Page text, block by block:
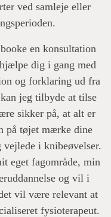
ved samleje eller
en konsultation
dig i gang med
og forklaring ud fra
jeg tilbyde at tilse
sikker på, at alt er
på tøjet mærke dine
i knibeøvelser.
eget fagområde, min
og vil i
vil være relevant at
fysioterapeut.